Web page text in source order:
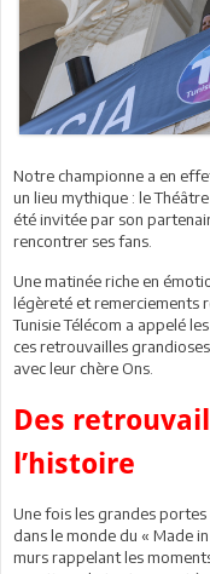
Notre championne a en
un lieu mythique : le
été invitée par son
rencontrer ses fans.
Une matinée riche en
légèreté et remerciements
Tunisie Télécom a appelé
ces retrouvailles
avec leur chère Ons.
Des
l’histoire
Une fois les grandes
dans le monde du « Made
murs rappelant les